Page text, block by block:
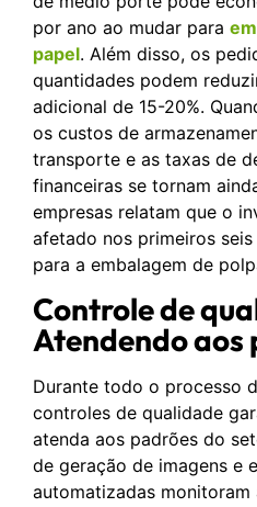
por ano ao mudar para
papel. Além disso, os
quantidades podem
adicional de 15-20%.
os custos de
transporte e as taxas de
financeiras se tornam
empresas relatam que o
afetado nos primeiros
para a embalagem de
Controle de
Atendendo aos
Durante todo o processo
controles de qualidade
atenda aos padrões do
de geração de imagens e
automatizadas